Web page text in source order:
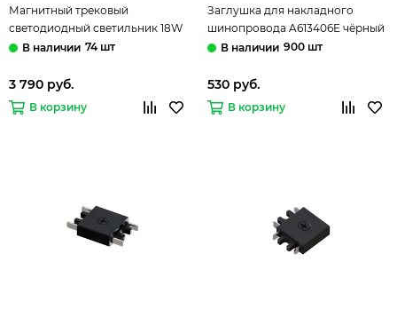
Магнитный трековый
светодиодный светильник 18W
3000K A1169PL-1BK чёрный
74 шт
3 790 руб.
В корзину
Заглушка для накладного
шинопровода A613406E чёрный
Rapid-Accessories Arte Lamp
900 шт
530 руб.
В корзину